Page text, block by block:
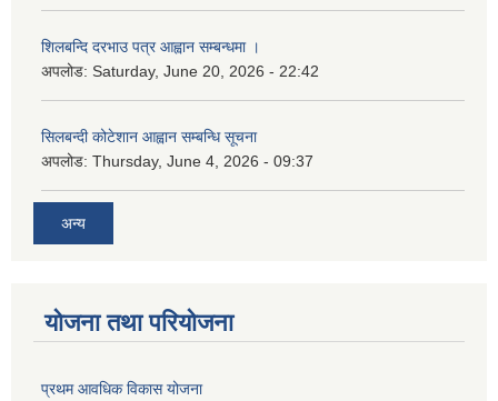
शिलबन्दि दरभाउ पत्र आह्वान सम्बन्धमा ।
अपलोड: Saturday, June 20, 2026 - 22:42
सिलबन्दी कोटेशान आह्वान सम्बन्धि सूचना
अपलोड: Thursday, June 4, 2026 - 09:37
अन्य
योजना तथा परियोजना
प्रथम आवधिक विकास योजना